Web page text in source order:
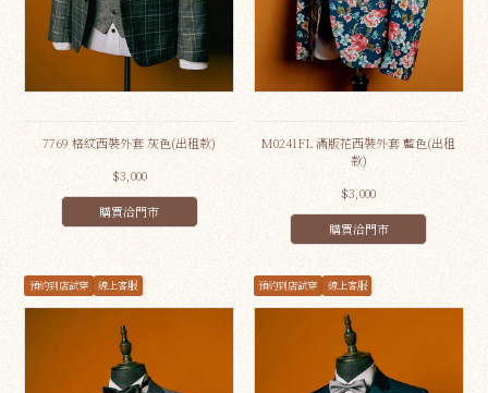
7769 格紋西裝外套 灰色(出租款)
$3,000
購買洽門市
M0241FL 滿版花西裝外套 藍色(出租
款)
$3,000
購買洽門市
預約到店試穿 線上客服 預約到店試穿 線上客服